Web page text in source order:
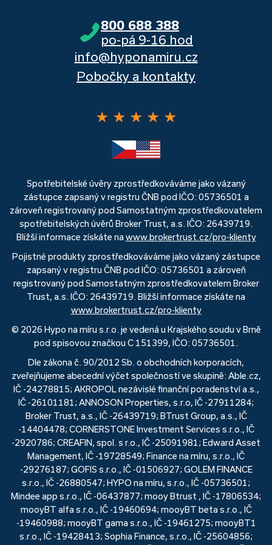
800 688 388
po-pá 9-16 hod
info@hyponamiru.cz
Pobočky a kontakty
★ ★ ★ ★ ★
Spotřebitelské úvěry zprostředkováváme jako vázaný
zástupce zapsaný v registru ČNB pod IČO: 05736501 a
zároveň registrovaný pod Samostatným zprostředkovatelem
spotřebitelských úvěrů Broker Trust, a.s. IČO: 26439719.
Bližší informace získáte na www.brokertrust.cz/pro-klienty
Pojistné produkty zprostředkováváme jako vázaný zástupce
zapsaný v registru ČNB pod IČO: 05736501 a zároveň
registrovaný pod Samostatným zprostředkovatelem Broker
Trust, a.s. IČO: 26439719. Bližší informace získáte na
www.brokertrust.cz/pro-klienty
© 2026 Hypo na míru s.r.o. je vedená u Krajského soudu v Brně
pod spisovou značkou C 151399, IČO: 05736501.
Dle zákona č. 90/2012 Sb. o obchodních korporacích,
zveřejňujeme abecední výčet společností ve skupině: Able.cz,
IČ -24278815; AKROPOL nezávislé finanční poradenství a.s.,
IČ -26101181; ANNOSON Properties, s.r.o, IČ -27911284;
Broker Trust, a.s., IČ -26439719; BTrust Group, a.s., IČ
-14404478; CORNERSTONE Investment Services s.r.o., IČ
-2920786; CREAFIN, spol. s r.o., IČ -25091981; Edward Asset
Management, IČ -19728549; Finance na míru, s.r.o., IČ
-29276187; GOFIS s.r.o., IČ -01506927; GOLEM FINANCE
s.r.o., IČ -26880547; HYPO na míru, s.r.o., IČ -05736501;
Mindee app s.r.o., IČ -06437877; mooy Btrust , IČ -17806534;
mooyBT alfa s.r.o., IČ -19460694; mooyBT beta s.r.o., IČ
-19460988; mooyBT gama s.r.o., IČ -19461275; mooyBT1
s.r.o., IČ -19428413; Sophia Finance, s.r.o., IČ -25604856;